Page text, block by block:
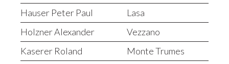
Hauser Peter Paul
Lasa
Holzner Alexander
Vezzano
Kaserer Roland
Monte Trumes